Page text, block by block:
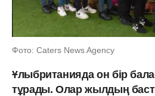
Фото: Caters News Agency
Ұлыбританияда он бір
тұрады. Олар жылдың